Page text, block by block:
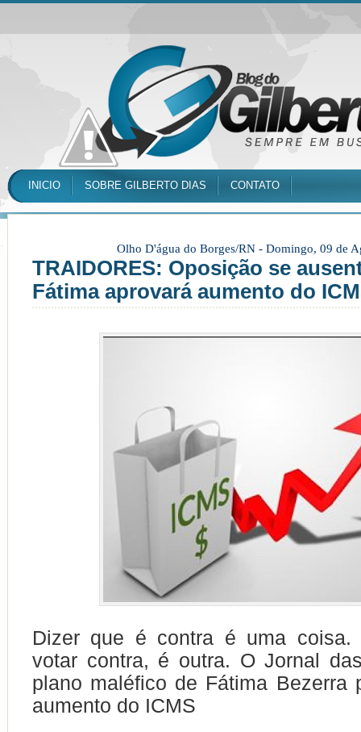
INICIO SOBRE GILBERTO DIAS CONTATO
Olho D'água do Borges/RN - Domingo, 09 de
TRAIDORES: Oposição se
Fátima aprovará aumento do
Dizer que é contra é uma coisa.
votar contra, é outra. O Jornal
plano maléfico de Fátima Bezerra
aumento do ICMS